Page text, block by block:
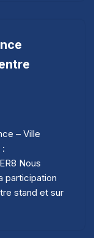
– Ville
Nous
participation
stand et sur